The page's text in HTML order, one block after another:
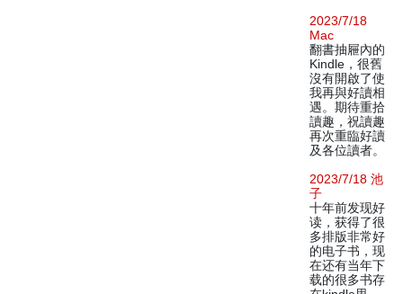
2023/7/18
Mac
翻書抽屜內的
Kindle，很舊
沒有開啟了使
我再與好讀相
遇。期待重拾
讀趣，祝讀趣
再次重臨好讀
及各位讀者。
2023/7/18 池
子
十年前发现好
读，获得了很
多排版非常好
的电子书，现
在还有当年下
载的很多书存